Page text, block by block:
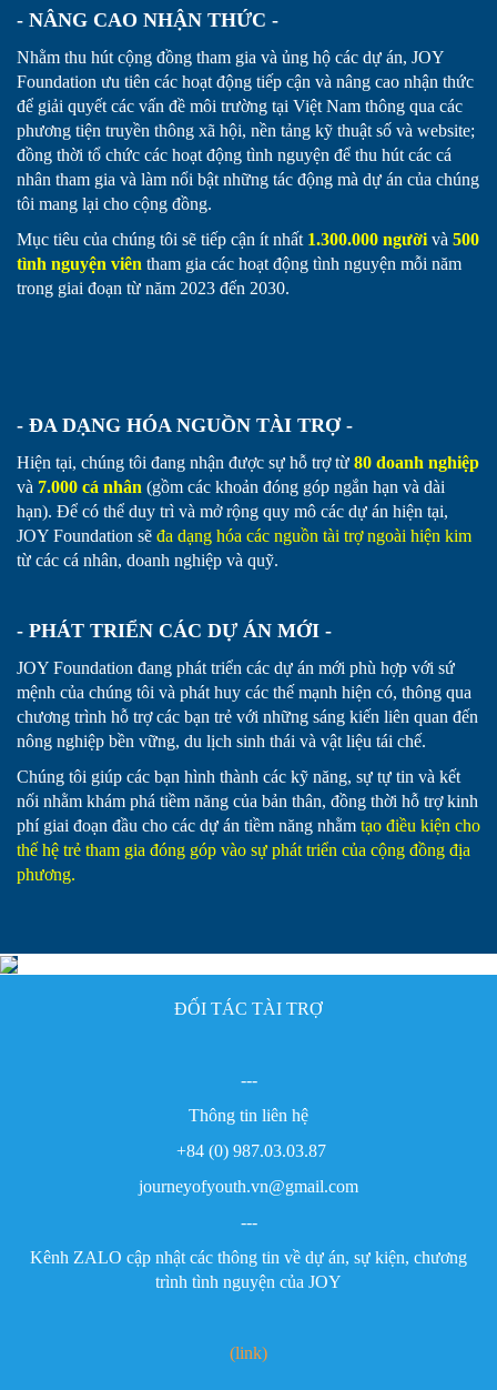
- NÂNG CAO NHẬN THỨC -
Nhằm thu hút cộng đồng tham gia và ủng hộ các dự án, JOY
Foundation ưu tiên các hoạt động tiếp cận và nâng cao nhận thức
để giải quyết các vấn đề môi trường tại Việt Nam thông qua các
phương tiện truyền thông xã hội, nền tảng kỹ thuật số và website;
đồng thời tổ chức các hoạt động tình nguyện để thu hút các cá
nhân tham gia và làm nổi bật những tác động mà dự án của chúng
tôi mang lại cho cộng đồng.
Mục tiêu của chúng tôi sẽ tiếp cận ít nhất 1.300.000 người và 500
tình nguyện viên tham gia các hoạt động tình nguyện mỗi năm
trong giai đoạn từ năm 2023 đến 2030.
- ĐA DẠNG HÓA NGUỒN TÀI TRỢ -
Hiện tại, chúng tôi đang nhận được sự hỗ trợ từ 80 doanh nghiệp
và 7.000 cá nhân (gồm các khoản đóng góp ngắn hạn và dài
hạn). Để có thể duy trì và mở rộng quy mô các dự án hiện tại,
JOY Foundation sẽ đa dạng hóa các nguồn tài trợ ngoài hiện kim
từ các cá nhân, doanh nghiệp và quỹ.
- PHÁT TRIỂN CÁC DỰ ÁN MỚI -
JOY Foundation đang phát triển các dự án mới phù hợp với sứ
mệnh của chúng tôi và phát huy các thế mạnh hiện có, thông qua
chương trình hỗ trợ các bạn trẻ với những sáng kiến liên quan đến
nông nghiệp bền vững, du lịch sinh thái và vật liệu tái chế.
Chúng tôi giúp các bạn hình thành các kỹ năng, sự tự tin và kết
nối nhằm khám phá tiềm năng của bản thân, đồng thời hỗ trợ kinh
phí giai đoạn đầu cho các dự án tiềm năng nhằm tạo điều kiện cho
thế hệ trẻ tham gia đóng góp vào sự phát triển của cộng đồng địa
phương.
ĐỐI TÁC TÀI TRỢ
---
Thông tin liên hệ
+84 (0) 987.03.03.87
journeyofyouth.vn@gmail.com
---
Kênh ZALO cập nhật các thông tin về dự án, sự kiện, chương
trình tình nguyện của JOY
(link)